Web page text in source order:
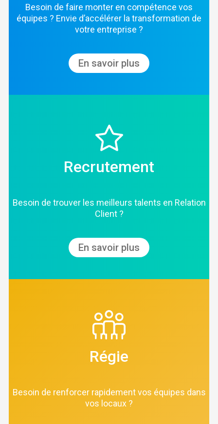
Besoin de faire monter en compétence vos
équipes ? Envie d’accélérer la transformation de
votre entreprise ?
En savoir plus
Recrutement
Besoin de trouver les meilleurs talents en Relation
Client ?
En savoir plus
Régie
Besoin de renforcer rapidement vos équipes dans
vos locaux ?